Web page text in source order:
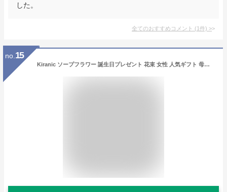
した。
全てのおすすめコメント (1件) >
no. 15
Kiranic ソープフラワー 誕生日プレゼント 花束 女性 人気ギフト 母の日 お花 造花ブーケ 感謝 シャンパン色のバラ バレンタインデー 枯れない花 還暦 石鹸花 記念日 開店祝い 結婚祝い お見舞い 敬老の日 ギフトボックス付き メッセージカード付き